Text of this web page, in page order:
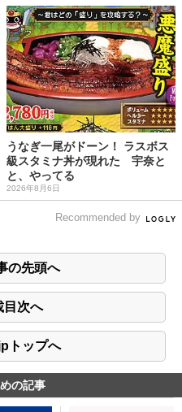
うなぎ一尾がドーン！ ラスボス
級スタミナ丼が現れた 宇奈と
と、やってる
2026年8月6日
Recommended by
の先頭へ
目次へ
トップへ
の記事